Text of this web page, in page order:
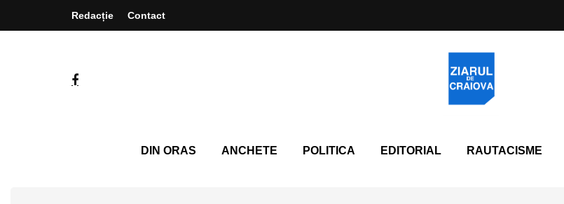
Redacție Contact
DIN ORAS ANCHETE POLITICA EDITORIAL RAUTACISME